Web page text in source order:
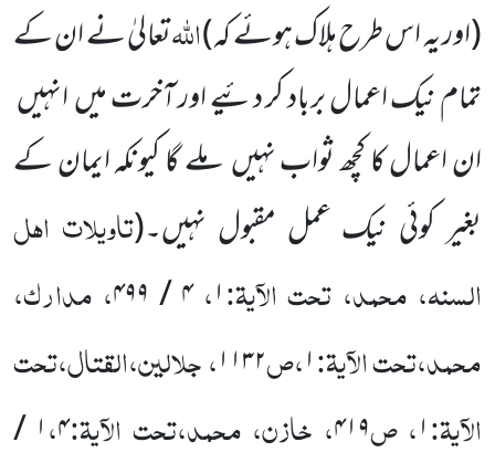
(اور یہ اس طرح ہلاک ہوئے کہ)اللہتعالیٰ نے ان کے
تمام نیک اعمال برباد کر دئیے اور آخرت میں انہیں
ان اعمال کا کچھ ثواب نہیں ملے گا کیونکہ ایمان کے
بغیر کوئی نیک عمل مقبول نہیں۔(تاویلات اہل
السنہ، محمد، تحت الآیۃ:۱،۴ / ۴۹۹
، مدارک،
محمد،تحت الآیۃ:۱،ص۱۱۳۲، جلالین،القتال،تحت
الآیۃ:۱، ص۴۱۹، خازن، محمد،تحت الآیۃ: ۱، ۴ /